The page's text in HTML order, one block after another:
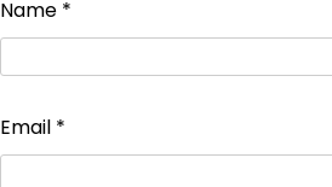
Name *
Email *